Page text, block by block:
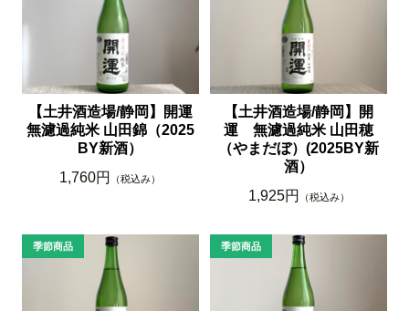
【土井酒造場/静岡】開運
無濾過純米 山田錦（2025
BY新酒）
1,760円
（税込み）
【土井酒造場/静岡】開
運 無濾過純米 山田穂
（やまだぼ）(2025BY新
酒）
1,925円
（税込み）